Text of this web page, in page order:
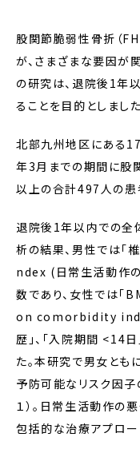
股関節脆弱性骨折（
が、さまざまな要因が
の研究は、退院後1年
ることを目的としました
北部九州地区にある
年3月までの期間に股
以上の合計497人の患
退院後1年以内での全
析の結果、男性では「
ndex (日常生活動作
数であり、女性では
on comorbidity index
歴」、「入院期間 <14
た。本研究で男女と
予防可能なリスク因子
１）。日常生活動作の
包括的な治療アプロー